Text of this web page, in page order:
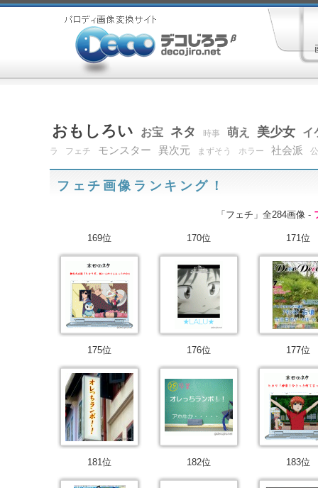
おもしろい お宝 ネタ 時事 萌え 美少女 イ
ラ フェチ モンスター 異次元 まずそう ホラー 社会派
フェチ画像ランキング！
「フェチ」全284画像 -
169位 170位 171位
175位 176位 177位
181位 182位 183位